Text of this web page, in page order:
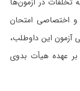
اختصاصی امتحان
این داوطلب،
عهده هیأت بدوی